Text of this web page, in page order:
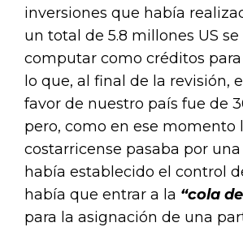
inversiones que había
un total de 5.8 millones US
computar como créditos
lo que, al final de la revisión,
favor de nuestro país fue de
pero, como en ese momento
costarricense pasaba por una
había establecido el control
había que entrar a la “cola
para la asignación de una